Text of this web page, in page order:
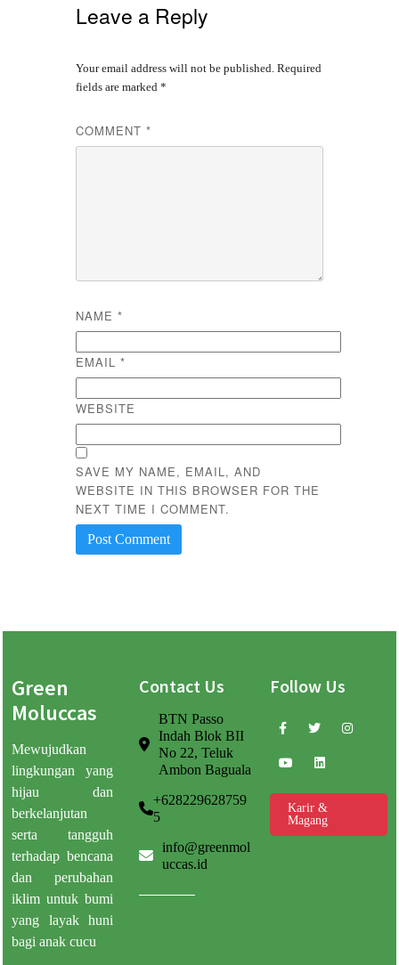
Leave a Reply
Your email address will not be published. Required
fields are marked*
COMMENT*
NAME*
EMAIL*
WEBSITE
SAVE MY NAME, EMAIL, AND
WEBSITE IN THIS BROWSER FOR THE
NEXT TIME I COMMENT.
Green
Moluccas
Mewujudkan
lingkungan yang
hijau dan
berkelanjutan
serta tangguh
terhadap bencana
dan perubahan
iklim untuk bumi
yang layak huni
bagi anak cucu
Contact Us
BTN Passo
Indah Blok BII
No 22, Teluk
Ambon Baguala
+628229628759
5
info@greenmol
uccas.id
Follow Us
Karir &
Magang